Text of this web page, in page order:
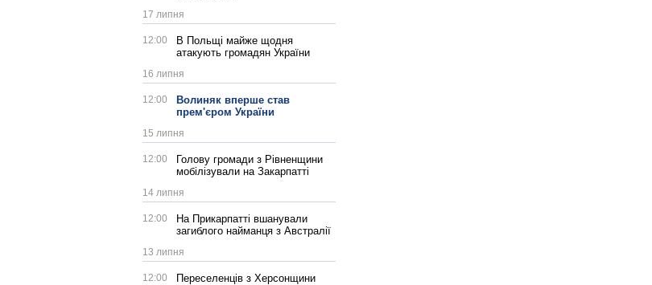
17 липня
12:00
В Польщі майже щодня
атакують громадян України
16 липня
12:00
Волиняк вперше став
прем'єром України
15 липня
12:00
Голову громади з Рівненщини
мобілізували на Закарпатті
14 липня
12:00
На Прикарпатті вшанували
загиблого найманця з Австралії
13 липня
12:00
Переселенців з Херсонщини